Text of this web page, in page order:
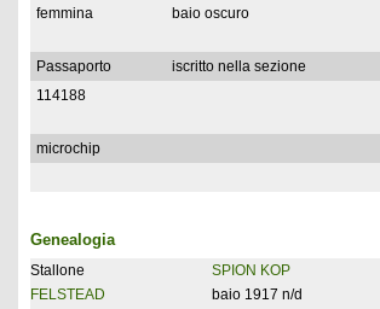
femmina
baio oscuro
Passaporto iscritto nella sezione
114188
microchip
Genealogia
Stallone
FELSTEAD
SPION KOP
baio 1917 n/d